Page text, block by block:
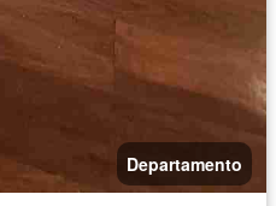
Departamento